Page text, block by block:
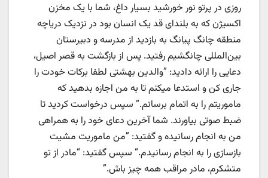
روزی در پرتو نور خورشید بسیار داغ، شما با یک مخزن
اکسیژن که به بلندای قد یک انسان بود در نزدیک دریاچه
منطقه چانگ پیانگ به بازدید از مدرسه و دبیرستان
بین‌المللی چانگشیم رفتید. پس از بازگشت به قصر اصیل،
دعایی را ارائه دادید: ”والدین بهشتی لطفا برکات خودت را
جاری کن و استدعا میکنم تا به من اجازه بدهید که
ماموریتم را به اتمام برسانم.“ سپس درخواست کردید تا
ضبط صوتی بیاورند. شما آخرین دعای خود را به همراهی
من به انجام رسانیده و گفتید: ”من ماموریت مشیت
بازسازی را به انجام رسانیدم.“ سپس گفتید: “مادر از تو
متشکرم، مادر مراقب همه چیز باش.”